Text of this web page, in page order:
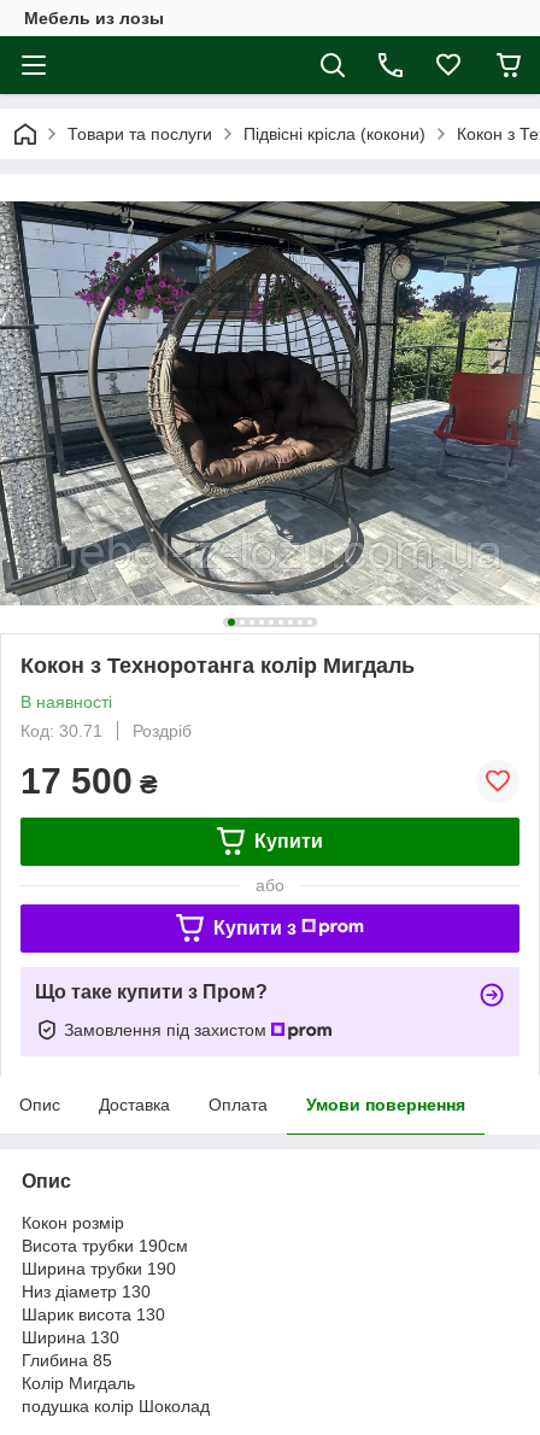
Мебель из лозы
Товари та послуги Підвісні крісла (кокони) Кокон з
Кокон з Техноротанга колір Мигдаль
В наявності
Код: 30.71
Роздріб
17 500 ₴
Купити
або
Купити з
Що таке купити з Пром?
Замовлення під захистом
Опис Доставка Оплата Умови повернення
Опис
Кокон розмір
Висота трубки 190см
Ширина трубки 190
Низ діаметр 130
Шарик висота 130
Ширина 130
Глибина 85
Колір Мигдаль
подушка колір Шоколад